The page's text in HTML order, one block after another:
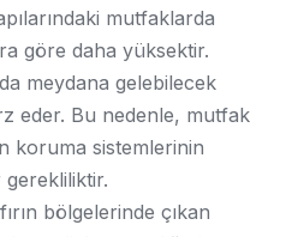
mutfaklarda
göre daha yüksektir.
meydana gelebilecek
eder. Bu nedenle, mutfak
koruma sistemlerinin
gerekliliktir.
bölgelerinde çıkan